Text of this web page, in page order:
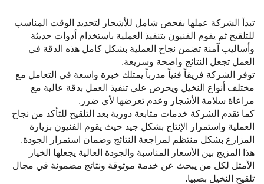
تبدأ الشركة عملها بفحص شامل للأشجار لتحديد الوقت المناسب
للتلقيح ثم يقوم الفنيون بتنفيذ العملية باستخدام أدوات حديثة
وأساليب آمنة تضمن نجاح العملية بشكل كامل هذه الدقة في
العمل تجعل النتائج واضحة وسريعة.
توفر الشركة فريقاً فنياً مدرباً يمتلك خبرة واسعة في التعامل مع
مختلف أنواع النخيل ويحرص على تنفيذ العمل بدقة عالية مع
مراعاة سلامة الأشجار وعدم تعرضها لأي ضرر.
كما تقدم الشركة خدمات متابعة دورية بعد التلقيح للتأكد من نجاح
العملية واستمرار الإنتاج بشكل جيد حيث يقوم الفنيون بزيارة
المزارع بشكل منتظم لمراجعة النتائج وضمان استمرار الجودة.
هذا المزيج بين الأسعار المناسبة والجودة العالية يجعلها الخيار
الأمثل لكل من يبحث عن خدمة موثوقة ونتائج مضمونة في مجال
تلقيح النخيل بصبيا.